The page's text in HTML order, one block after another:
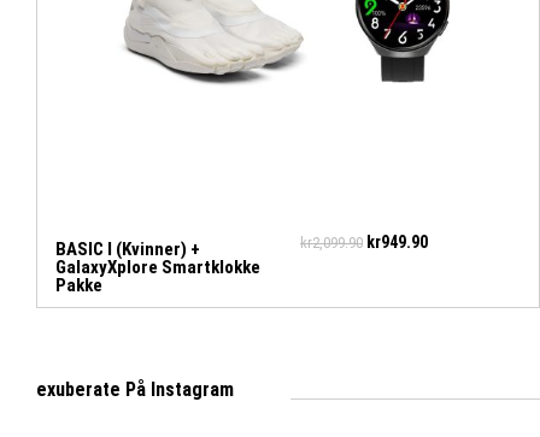
BASIC I (Kvinner) +
GalaxyXplore Smartklokke
Pakke
kr2,099.90 kr949.90
exuberate På Instagram